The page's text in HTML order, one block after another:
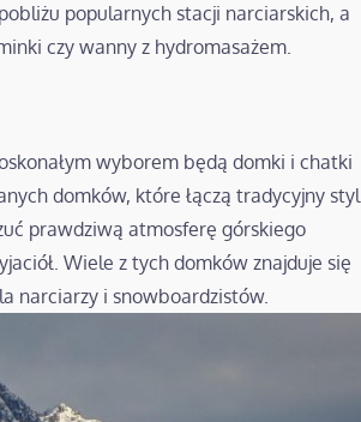
popularnych stacji narciarskich, a
czy wanny z hydromasażem.
wyborem będą domki i chatki
domków, które łączą tradycyjny styl
prawdziwą atmosferę górskiego
Wiele z tych domków znajduje się
narciarzy i snowboardzistów.